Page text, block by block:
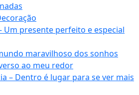
Um presente perfeito e especial
maravilhoso dos sonhos
ao meu redor
– Dentro é lugar para se ver mais